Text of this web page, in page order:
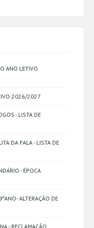
ANO LETIVO
2026/2027
- LISTA DE
DA FALA - LISTA DE
- ÉPOCA
ALTERAÇÃO DE
- RECLAMAÇÃO,